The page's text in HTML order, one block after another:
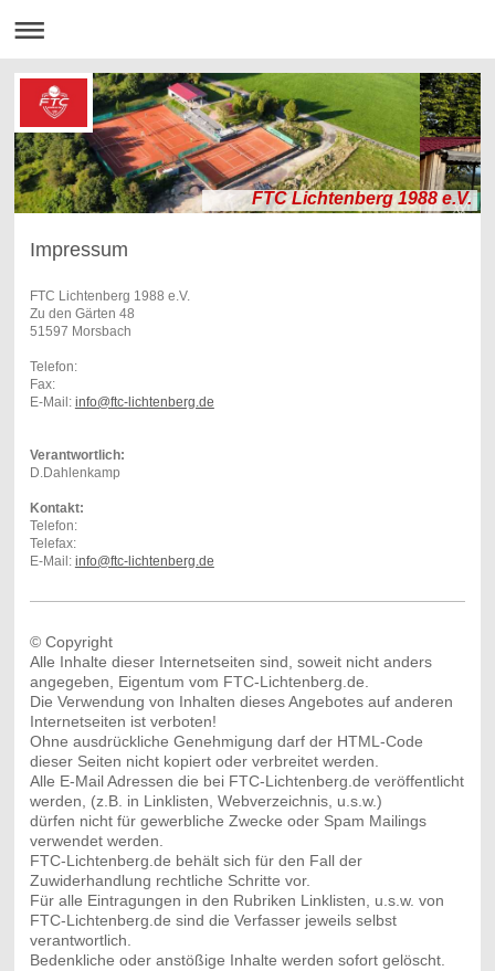
FTC Lichtenberg 1988 e.V.
Impressum
FTC Lichtenberg 1988 e.V.
Zu den Gärten 48
51597 Morsbach
Telefon:
Fax:
E-Mail: info@ftc-lichtenberg.de
Verantwortlich:
D.Dahlenkamp
Kontakt:
Telefon:
Telefax:
E-Mail: info@ftc-lichtenberg.de
© Copyright
Alle Inhalte dieser Internetseiten sind, soweit nicht anders
angegeben, Eigentum vom FTC-Lichtenberg.de.
Die Verwendung von Inhalten dieses Angebotes auf anderen
Internetseiten ist verboten!
Ohne ausdrückliche Genehmigung darf der HTML-Code
dieser Seiten nicht kopiert oder verbreitet werden.
Alle E-Mail Adressen die bei FTC-Lichtenberg.de veröffentlicht
werden, (z.B. in Linklisten, Webverzeichnis, u.s.w.)
dürfen nicht für gewerbliche Zwecke oder Spam Mailings
verwendet werden.
FTC-Lichtenberg.de behält sich für den Fall der
Zuwiderhandlung rechtliche Schritte vor.
Für alle Eintragungen in den Rubriken Linklisten, u.s.w. von
FTC-Lichtenberg.de sind die Verfasser jeweils selbst
verantwortlich.
Bedenkliche oder anstößige Inhalte werden sofort gelöscht.